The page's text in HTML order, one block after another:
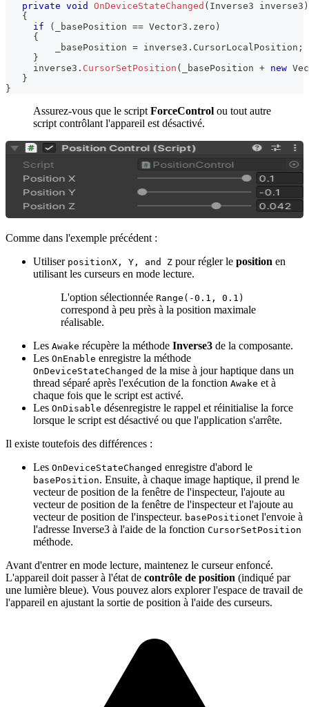
private void OnDeviceStateChanged ( Inverse3 inverse3 )
{
if
( _basePosition == Vector3 . zero )
{
         _basePosition
= inverse3 . CursorLocalPosition ;
}
     inverse3
. CursorSetPosition ( _basePosition + new
}
}
Assurez-vous que le script ForceControl ou tout autre
script contrôlant l'appareil est désactivé.
Comme dans l'exemple précédent :
Utiliser positionX, Y, and Z pour régler le position en
utilisant les curseurs en mode lecture.
L'option sélectionnée Range(-0.1, 0.1)
correspond à peu près à la position maximale
réalisable.
Les Awake récupère la méthode Inverse3 de la composante.
Les OnEnable enregistre la méthode
OnDeviceStateChanged de la mise à jour haptique dans un
thread séparé après l'exécution de la fonction Awake et à
chaque fois que le script est activé.
Les OnDisable désenregistre le rappel et réinitialise la force
lorsque le script est désactivé ou que l'application s'arrête.
Il existe toutefois des différences :
Les OnDeviceStateChanged enregistre d'abord le
basePosition. Ensuite, à chaque image haptique, il prend le
vecteur de position de la fenêtre de l'inspecteur, l'ajoute au
vecteur de position de la fenêtre de l'inspecteur et l'ajoute au
vecteur de position de l'inspecteur. basePositionet l'envoie à
l'adresse Inverse3 à l'aide de la fonction CursorSetPosition
méthode.
Avant d'entrer en mode lecture, maintenez le curseur enfoncé.
L'appareil doit passer à l'état de contrôle de position (indiqué par
une lumière bleue). Vous pouvez alors explorer l'espace de travail de
l'appareil en ajustant la sortie de position à l'aide des curseurs.